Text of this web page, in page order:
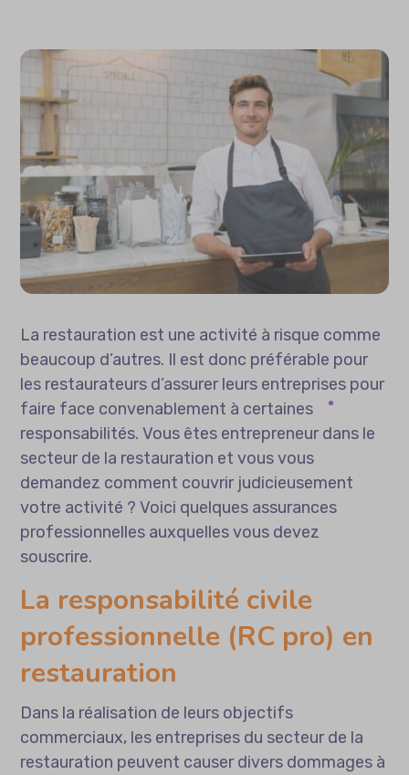
La restauration est une activité à risque comme
beaucoup d’autres. Il est donc préférable pour
les restaurateurs d’assurer leurs entreprises pour
faire face convenablement à certaines
responsabilités. Vous êtes entrepreneur dans le
secteur de la restauration et vous vous
demandez comment couvrir judicieusement
votre activité ? Voici quelques assurances
professionnelles auxquelles vous devez
souscrire.
La responsabilité civile
professionnelle (RC pro) en
restauration
Dans la réalisation de leurs objectifs
commerciaux, les entreprises du secteur de la
restauration peuvent causer divers dommages à